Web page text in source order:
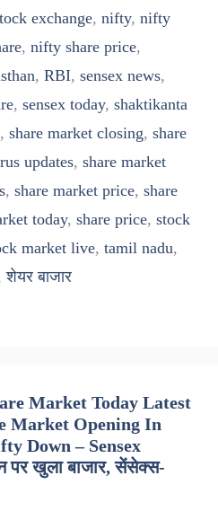
exchange, nifty, nifty
, nifty share price,
, RBI, sensex news,
, sensex today, shaktikanta
, share market closing, share
updates, share market
, share market price, share
today, share price, stock
market live, tamil nadu,
शेयर बाजार
Market Today Latest
Market Opening In
Down – Sensex
पर खुला बाजार, सेंसेक्स-